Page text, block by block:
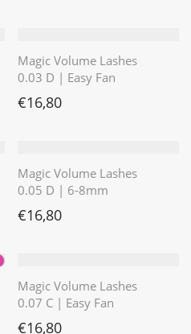
Magic Volume Lashes
0.03 D | Easy Fan
€16,80
Magic Volume Lashes
0.05 D | 6-8mm
€16,80
Magic Volume Lashes
0.07 C | Easy Fan
€16,80